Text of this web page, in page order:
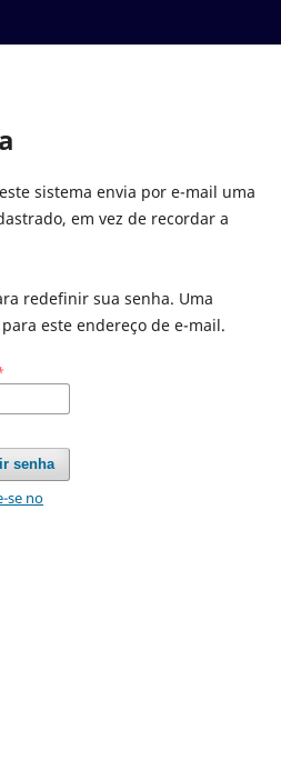
sistema envia por e-mail uma
em vez de recordar a
redefinir sua senha. Uma
este endereço de e-mail.
senha
se no